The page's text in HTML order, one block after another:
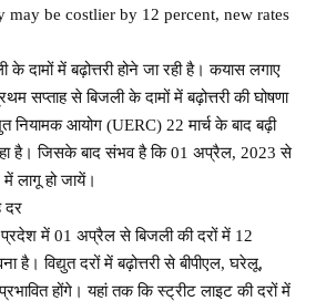
may be costlier by 12 percent, new rates
दामों में बढ़ोत्तरी होने जा रही है। कयास लगाए
सप्ताह से बिजली के दामों में बढ़ोत्तरी की घोषणा
नियामक आयोग (UERC) 22 मार्च के बाद बढ़ी
है। जिसके बाद संभव है कि 01 अप्रैल, 2023 से
लागू हो जायें।
दर
में 01 अप्रैल से बिजली की दरों में 12
है। विद्युत दरों में बढ़ोत्तरी से बीपीएल, घरेलू,
होंगे। यहां त​क कि स्ट्रीट लाइट की दरों में